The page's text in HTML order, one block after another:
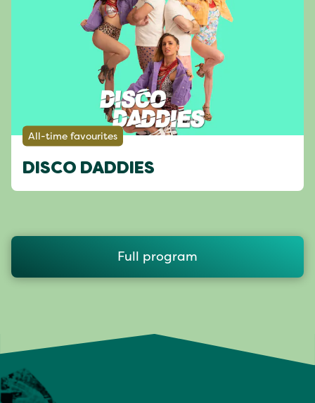
All-time favourites
DISCO DADDIES
Full program